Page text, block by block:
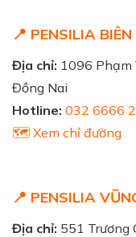
📍 PENSILIA
Địa chỉ: 1096 Phạm
Đồng Nai
Hotline: 032 6666
🗺️ Xem chỉ đường
📍 PENSILIA
Địa chỉ: 551 Trương